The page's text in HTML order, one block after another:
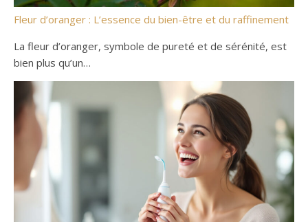
Fleur d’oranger : L’essence du bien-être et du raffinement
La fleur d’oranger, symbole de pureté et de sérénité, est
bien plus qu’un…